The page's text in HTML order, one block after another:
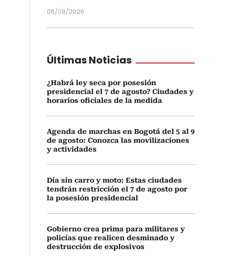
06/08/2026
Últimas Noticias
¿Habrá ley seca por posesión
presidencial el 7 de agosto? Ciudades y
horarios oficiales de la medida
Agenda de marchas en Bogotá del 5 al 9
de agosto: Conozca las movilizaciones
y actividades
Día sin carro y moto: Estas ciudades
tendrán restricción el 7 de agosto por
la posesión presidencial
Gobierno crea prima para militares y
policías que realicen desminado y
destrucción de explosivos